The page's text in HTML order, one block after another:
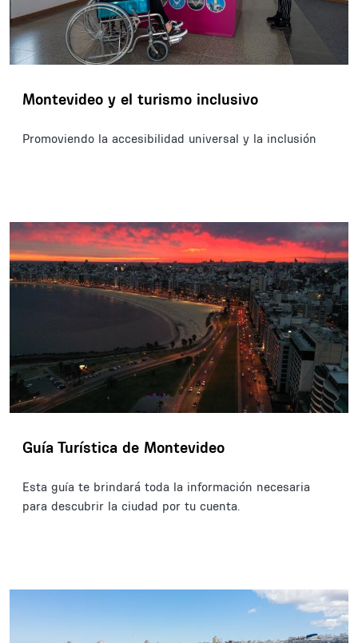
Montevideo y el turismo inclusivo
Promoviendo la accesibilidad universal y la inclusión
Guía Turística de Montevideo
Esta guía te brindará toda la información necesaria
para descubrir la ciudad por tu cuenta.